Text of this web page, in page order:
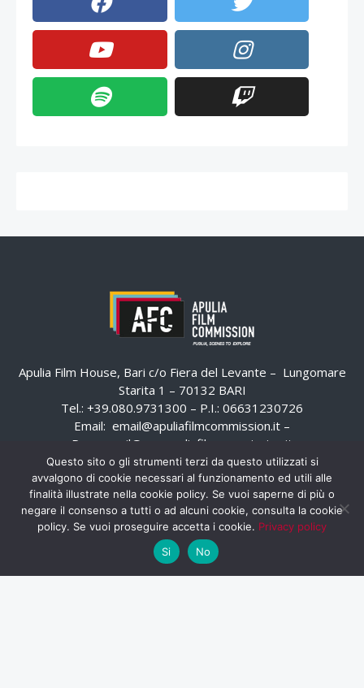
Apulia Film House, Bari c/o Fiera del Levante – Lungomare
Starita 1 – 70132 BARI
Tel.: +39.080.9731300 – P.I.: 06631230726
Email: email@apuliafilmcommission.it –
Pec:
email@pec.apuliafilmcommission.it
Questo sito o gli strumenti terzi da questo utilizzati si
avvalgono di cookie necessari al funzionamento ed utili alle
finalità illustrate nella cookie policy. Se vuoi saperne di più o
negare il consenso a tutti o ad alcuni cookie, consulta la cookie
policy. Se vuoi proseguire accetta i cookie. Privacy policy
Si
No